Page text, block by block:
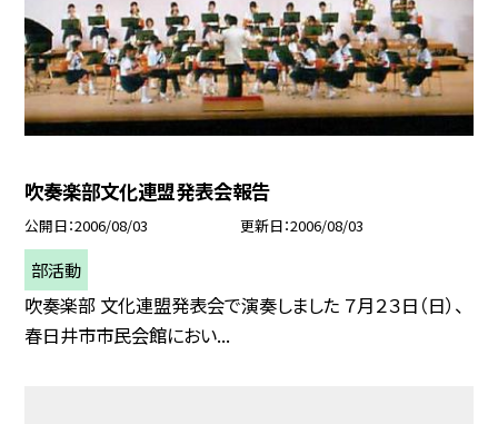
吹奏楽部文化連盟発表会報告
公開日 2006/08/03 更新日 2006/08/03
部活動
吹奏楽部 文化連盟発表会で演奏しました ７月２３日（日）、
春日井市市民会館におい...